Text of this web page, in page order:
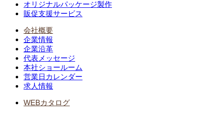
オリジナルパッケージ製作
販促支援サービス
会社概要
企業情報
企業沿革
代表メッセージ
本社ショールーム
営業日カレンダー
求人情報
WEBカタログ